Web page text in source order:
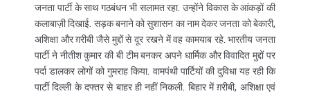
जनता पार्टी के साथ गठबंधन भी सलामत रहा. उन्होंने विकास के आंकड़ों की
कलाबाज़ी दिखाई. सड़क बनाने को सुशासन का नाम देकर जनता को बेकारी,
अशिक्षा और ग़रीबी जैसे मुद्दों से दूर रखने में वह कामयाब रहे. भारतीय जनता
पार्टी ने नीतीश कुमार की बी टीम बनकर अपने धार्मिक और विवादित मुद्दों पर
पर्दा डालकर लोगों को गुमराह किया. वामपंथी पार्टियों की दुविधा यह रही कि
पार्टी दिल्ली के दफ्तर से बाहर ही नहीं निकली. बिहार में ग़रीबी, अशिक्षा एवं